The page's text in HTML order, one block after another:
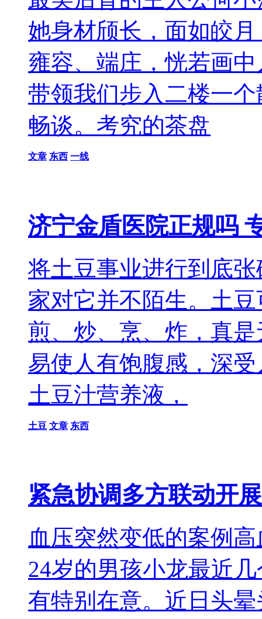
她身材颀长，面如皎
雍容、端庄，恍若画
带领我们步入二楼一
畅谈。考究的茶盘
文章 东西 一线
济宁金盾医院正规吗
将土豆事业进行到底
家对它并不陌生。土
煎、炒、烹、炸，真
易使人有饱腹感，深
土豆汁营养液，
土豆 文章 东西
紧急协调多方联动开
血压突然变低的案例
24岁的男孩小龙最近
有特别在意。近日头